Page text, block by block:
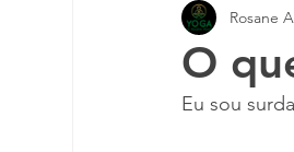
O
Rosane
Eu sou